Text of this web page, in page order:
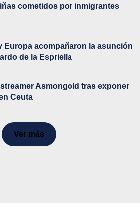
cometidos por inmigrantes
Europa acompañaron la asunción
de la Espriella
Asmongold tras exponer
Ceuta
Ver más